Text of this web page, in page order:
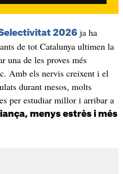
2026ja ha
de tot Catalunya ultimen la
una de les proves més
Amb els nervis creixent i el
durant mesos, molts
per estudiar millor i arribar a
menys estrès i més